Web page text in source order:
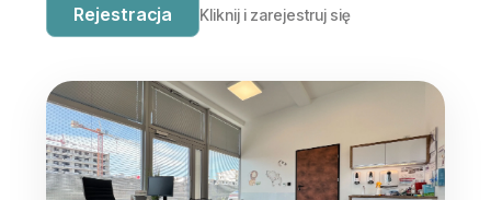
Rejestracja Kliknij i zarejestruj się